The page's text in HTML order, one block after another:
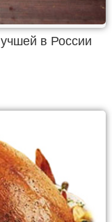
в России